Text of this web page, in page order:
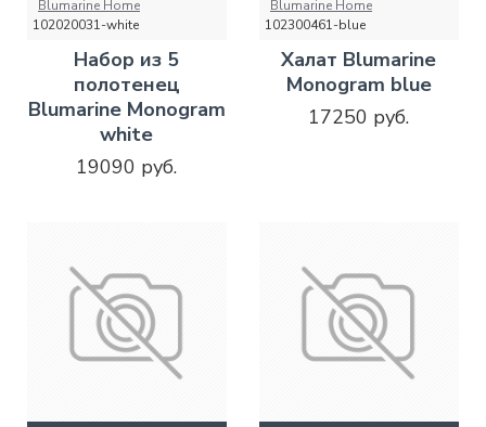
Blumarine Home
102020031-white
Набор из 5
полотенец
Blumarine Monogram
white
19090 руб.
Blumarine Home
102300461-blue
Халат Blumarine
Monogram blue
17250 руб.